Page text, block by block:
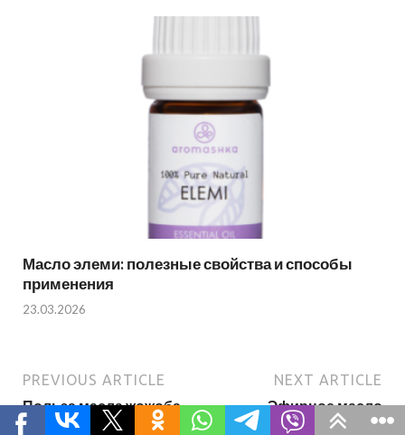
Масло элеми: полезные свойства и способы
применения
23.03.2026
PREVIOUS ARTICLE
Польза масла жожоба
для волос и способы
NEXT ARTICLE
Эфирное масло
клевера: свойства,